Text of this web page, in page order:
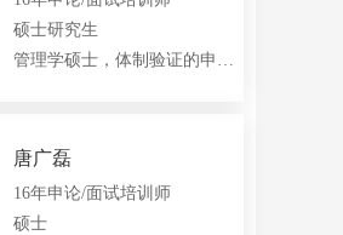
硕士研究生
唐广磊
16年申论/面试培训师
硕士